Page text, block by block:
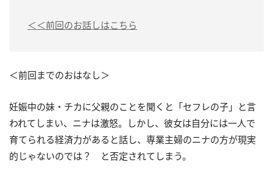
＜＜前回のお話しはこちら
＜前回までのおはなし＞
妊娠中の妹・チカに父親のことを聞くと「セフレの子」と言
われてしまい、ニナは激怒。しかし、彼女は自分には一人で
育てられる経済力があると話し、専業主婦のニナの方が現実
的じゃないのでは？ と否定されてしまう。